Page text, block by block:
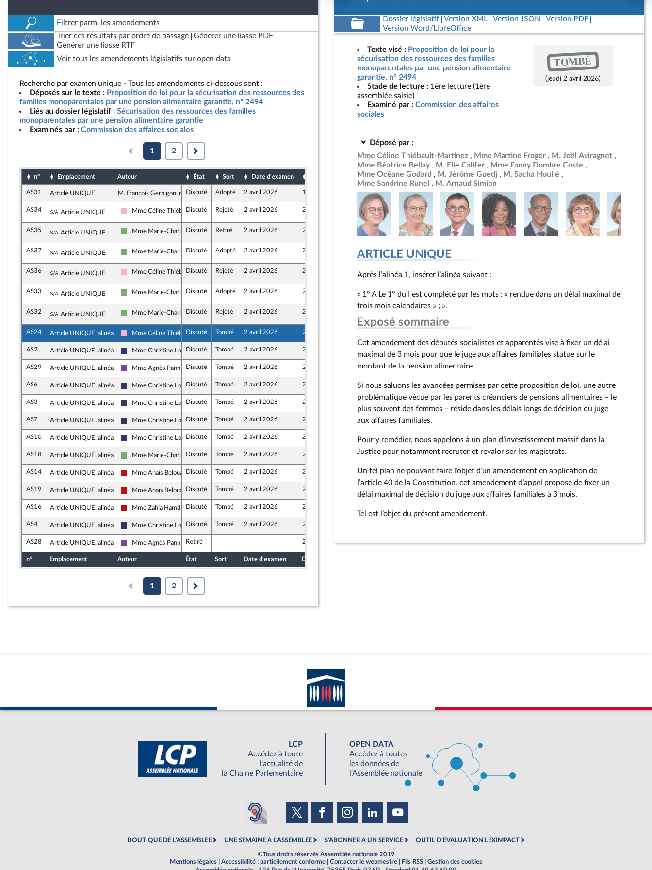
Filtrer parmi les amendements
Trier ces résultats par ordre de passage
Générer une liasse PDF
Générer une liasse RTF
Voir tous les amendements législatifs sur open data
Recherche par examen unique - Tous les amendements ci-dessous sont :
Déposés sur le texte : Proposition de loi pour la sécurisation des ressources des
familles monoparentales par une pension alimentaire garantie, n° 2494
Liés au dossier législatif : Sécurisation des ressources des familles
monoparentales par une pension alimentaire garantie
Examinés par : Commission des affaires sociales
1 2
n° Emplacement Auteur État Sort Date d'examen
AS31 Article UNIQUE M. François Gernigon, rapporteur
Discuté Adopté 2 avril 2026 1 avril 2026
AS34 Sous-amendement de l'amendement n°AS31
Article UNIQUE Socialistes et apparentés
Mme Céline Thiébault-Martinez
Discuté Rejeté 2 avril 2026 2 avril 2026
AS35 Sous-amendement de l'amendement n°AS31
Article UNIQUE Écologiste et Social
Mme Marie-Charlotte Garin
Discuté Retiré 2 avril 2026 2 avril 2026
AS37 Sous-amendement de l'amendement n°AS31
Article UNIQUE Écologiste et Social
Mme Marie-Charlotte Garin
Discuté Adopté 2 avril 2026 2 avril 2026
AS36 Sous-amendement de l'amendement n°AS31
Article UNIQUE Socialistes et apparentés
Mme Céline Thiébault-Martinez
Discuté Rejeté 2 avril 2026 2 avril 2026
AS33 Sous-amendement de l'amendement n°AS31
Article UNIQUE Écologiste et Social
Mme Marie-Charlotte Garin
Discuté Adopté 2 avril 2026 2 avril 2026
AS32 Sous-amendement de l'amendement n°AS31
Article UNIQUE Écologiste et Social
Mme Marie-Charlotte Garin
Discuté Rejeté 2 avril 2026 2 avril 2026
AS24 Article UNIQUE, alinéa 1
Socialistes et apparentés
Mme Céline Thiébault-Martinez
Discuté Tombé 2 avril 2026 27 mars 2026
AS2 Article UNIQUE, alinéa 3
Rassemblement National
Mme Christine Loir Discuté Tombé 2 avril 2026 27 mars 2026
AS29 Article UNIQUE, alinéa 3
Ensemble pour la République
Mme Agnès Pannier-Runacher
Discuté Tombé 2 avril 2026 28 mars 2026
AS6 Article UNIQUE, alinéa 3
Rassemblement National
Mme Christine Loir Discuté Tombé 2 avril 2026 27 mars 2026
AS3 Article UNIQUE, alinéa 3
Rassemblement National
Mme Christine Loir Discuté Tombé 2 avril 2026 27 mars 2026
AS7 Article UNIQUE, alinéa 4
Rassemblement National
Mme Christine Loir Discuté Tombé 2 avril 2026 27 mars 2026
AS10 Article UNIQUE, alinéa 4
Rassemblement National
Mme Christine Loir Discuté Tombé 2 avril 2026 27 mars 2026
AS18 Article UNIQUE, alinéa 4
Écologiste et Social
Mme Marie-Charlotte Garin
Discuté Tombé 2 avril 2026 27 mars 2026
AS14 Article UNIQUE, alinéa 4
La France insoumise - Nouveau Front Populaire
Mme Anaïs Belouassa-Cherifi
Discuté Tombé 2 avril 2026 27 mars 2026
AS19 Article UNIQUE, alinéa 4
La France insoumise - Nouveau Front Populaire
Mme Anaïs Belouassa-Cherifi
Discuté Tombé 2 avril 2026 27 mars 2026
AS16 Article UNIQUE, alinéa 4
La France insoumise - Nouveau Front Populaire
Mme Zahia HamdaneDiscuté Tombé 2 avril 2026 27 mars 2026
AS4 Article UNIQUE, alinéa 4
Rassemblement National
Mme Christine Loir Discuté Tombé 2 avril 2026 27 mars 2026
AS28 Article UNIQUE, alinéa 4
Ensemble pour la République
Mme Agnès Pannier-Runacher
Retiré 28 mars 2026
n° Emplacement Auteur État Sort Date d'examen Date de dépôt
1 2
Dossier législatif Version XML Version JSON
Version PDF
Version Word/LibreOffice
Texte visé : Proposition de loi pour la
sécurisation des ressources des familles
monoparentales par une pension alimentaire
garantie, n° 2494
Stade de lecture : 1ère lecture (1ère
assemblée saisie)
Examiné par : Commission des affaires
sociales
TOMBÉ
(jeudi 2 avril 2026)
Déposé par :
Mme Céline Thiébault-Martinez
Mme Martine Froger
M. Joël Aviragnet
Mme Béatrice Bellay
M. Elie Califer
Mme Fanny Dombre Coste
Mme Océane Godard
M. Jérôme Guedj
M. Sacha Houlié
Mme Sandrine Runel
M. Arnaud Simion
ARTICLE UNIQUE
Après l’alinéa 1, insérer l’alinéa suivant :
« 1° A Le 1° du I est complété par les mots : « rendue dans un délai maximal de
trois mois calendaires » ; ».
Exposé sommaire
Cet amendement des députés socialistes et apparentés vise à fixer un délai
maximal de 3 mois pour que le juge aux affaires familiales statue sur le
montant de la pension alimentaire.
Si nous saluons les avancées permises par cette proposition de loi, une autre
problématique vécue par les parents créanciers de pensions alimentaires – le
plus souvent des femmes – réside dans les délais longs de décision du juge
aux affaires familiales.
Pour y remédier, nous appelons à un plan d’investissement massif dans la
Justice pour notamment recruter et revaloriser les magistrats.
Un tel plan ne pouvant faire l’objet d’un amendement en application de
l’article 40 de la Constitution, cet amendement d’appel propose de fixer un
délai maximal de décision du juge aux affaires familiales à 3 mois.
Tel est l’objet du présent amendement.
LCP
Accédez à toute
l'actualité de
la Chaine Parlementaire
OPEN DATA
Accédez à toutes
les données de
l'Assemblée nationale
BOUTIQUE DE L'ASSEMBLEE UNE SEMAINE À L'ASSEMBLÉE S'ABONNER À UN SERVICE OUTIL D'ÉVALUATION LEXIMPACT
©Tous droits réservés Assemblée nationale 2019
Mentions légales
Accessibilité : partiellement conforme Contacter le webmestre Fils RSS
Gestion des cookies